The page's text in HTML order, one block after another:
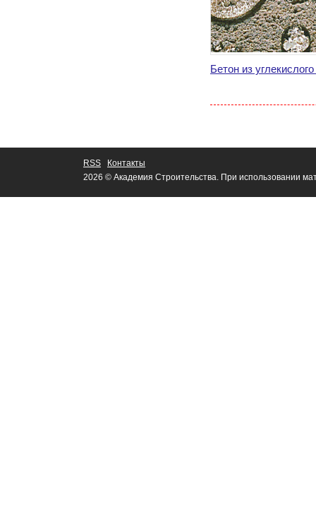
Бетон из углекислого
RSS
Контакты
2026 © Академия Строительства. При использовании